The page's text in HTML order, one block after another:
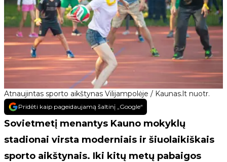
Atnaujintas sporto aikštynas Vilijampolėje / Kaunas.lt nuotr.
Pridėti kaip pageidaujamą šaltinį „Google“
Sovietmetį menantys Kauno mokyklų
stadionai virsta moderniais ir šiuolaikiškais
sporto aikštynais. Iki kitų metų pabaigos